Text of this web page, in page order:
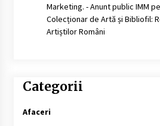
Marketing. - Anunt public IMM pe
Colecționar de Artă și Bibliofil:
Artiștilor Români
Categorii
Afaceri